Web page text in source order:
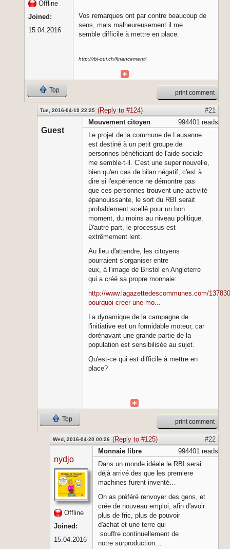
Offline
Joined:
15.04.2016
Vos remarques ont par contre beaucoup de
sens, mais malheureusement il me
semble difficile à mettre en place.
http://rbi-oui.ch/financement/
Top print comment
Tue, 2016-04-19 22:25 (Reply to #124) #21
Guest
994401 reads
Mouvement citoyen
Le projet de la commune de Lausanne
est destiné à un petit groupe de
personnes bénéficiant de l'aide sociale
me semble-t-il. C'est une super nouvelle,
bien qu'en cas de bilan négatif, c'est à
dire si l'expérience ne démontre pas
que ces personnes trouvent une activité
épanouissante, le sort du RBI serait
probablement scellé pour un bon
moment, du moins au niveau politique.
D'autre part, le processus est
extrêmement lent.
Au lieu d'attendre, les citoyens
pourraient s'organiser entre
eux, à l'image de Bristol en Angleterre
qui a créé sa propre monnaie:
http://www.lagazettedescommunes.com/
pourquoi-creer-une-mo...
La dynamique de la campagne de
l'initiative est un formidable moteur, car
dorénavant une grande partie de la
population est sensibilisée au sujet.
Qu'est-ce qui est difficile à mettre en
place?
Top print comment
Wed, 2016-04-20 00:26 (Reply to #125) #22
nydjo
Offline
Joined:
15.04.2016
994401 reads
Monnaie libre
Dans un monde idéale le RBI serai
déjà arrivé des que les premiere
machines furent inventé…
​On as préféré renvoyer des gens, et
crée de nouveau emploi, afin d'avoir
plus de fric, plus de pouvoir
d'achat et une terre qui
souffre continuellement de
notre surproduction…